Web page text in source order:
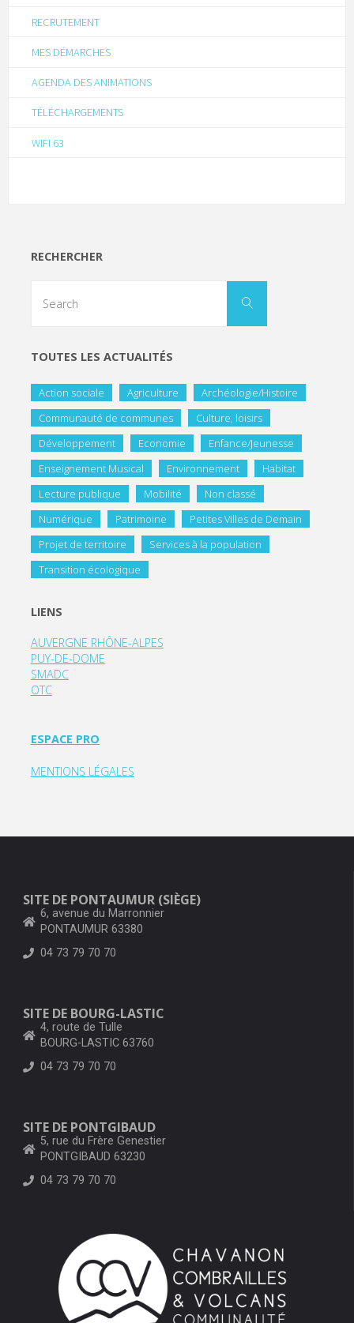
RECRUTEMENT
MES DÉMARCHES
AGENDA DES ANIMATIONS
TÉLÉCHARGEMENTS
WIFI 63
RECHERCHER
TOUTES LES ACTUALITÉS
Action sociale Agriculture
Archéologie/Histoire
Communauté de communes
Culture, loisirs
Développement
Economie
Enfance/Jeunesse
Enseignement Musical
Environnement
Habitat
Lecture publique
Mobilité
Non classé
Numérique
Patrimoine
Petites Villes de Demain
Projet de territoire
Services à la population
Transition écologique
LIENS
AUVERGNE RHÔNE-ALPES
PUY-DE-DOME
SMADC
OTC
ESPACE PRO
MENTIONS LÉGALES
SITE DE PONTAUMUR (SIÈGE)
6, avenue du Marronnier
PONTAUMUR 63380
04 73 79 70 70
SITE DE BOURG-LASTIC
4, route de Tulle
BOURG-LASTIC 63760
04 73 79 70 70
SITE DE PONTGIBAUD
5, rue du Frère Genestier
PONTGIBAUD 63230
04 73 79 70 70